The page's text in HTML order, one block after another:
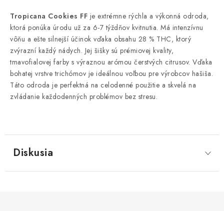
Tropicana Cookies FF je extrémne rýchla a výkonná odroda,
ktorá ponúka úrodu už za 6-7 týždňov kvitnutia. Má intenzívnu
vôňu a ešte silnejší účinok vďaka obsahu 28 % THC, ktorý
zvýrazní každý nádych. Jej šišky sú prémiovej kvality,
tmavofialovej farby s výraznou arómou čerstvých citrusov. Vďaka
bohatej vrstve trichómov je ideálnou voľbou pre výrobcov hašiša.
Táto odroda je perfektná na celodenné použitie a skvelá na
zvládanie každodenných problémov bez stresu.
Diskusia